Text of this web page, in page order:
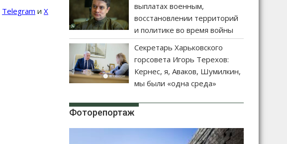
Telegram и Х
выплатах военным,
восстановлении территорий
и политике во время войны
Секретарь Харьковского
горсовета Игорь Терехов:
Кернес, я, Аваков, Шумилкин,
мы были «одна среда»
Фоторепортаж